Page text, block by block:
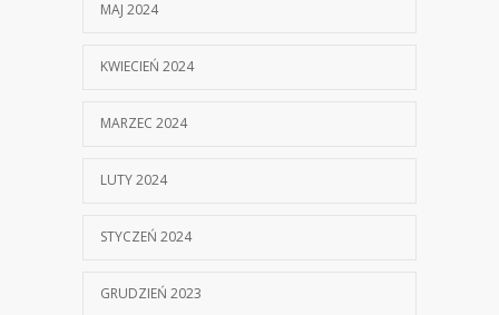
MAJ 2024
KWIECIEŃ 2024
MARZEC 2024
LUTY 2024
STYCZEŃ 2024
GRUDZIEŃ 2023